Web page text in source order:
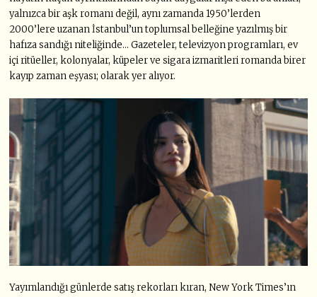
yalnızca bir aşk romanı değil, aynı zamanda 1950’lerden
2000’lere uzanan İstanbul’un toplumsal belleğine yazılmış bir
hafıza sandığı niteliğinde… Gazeteler, televizyon programları, ev
içi ritüeller, kolonyalar, küpeler ve sigara izmaritleri romanda birer
kayıp zaman eşyası; olarak yer alıyor.
Yayımlandığı günlerde satış rekorları kıran, New York Times’ın